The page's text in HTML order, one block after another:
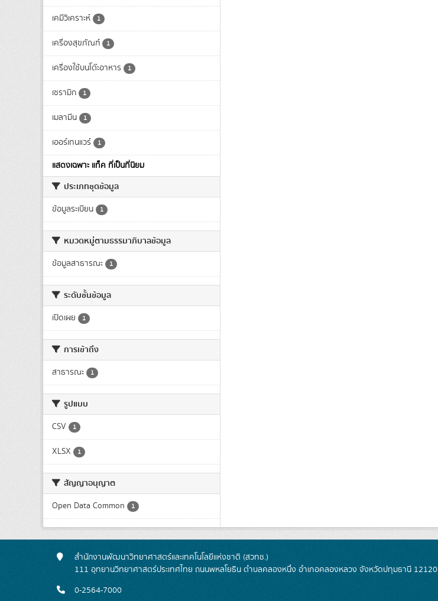
เคมีวิเคราะห์ 1
เครื่องสุขภัณฑ์ 1
เครื่องใช้บนโต๊ะอาหาร 1
เซรามิก 1
เมลามีน 1
เออร์เทนแวร์ 1
แสดงเฉพาะ แท็ค ที่เป็นที่นิยม
ประเภทชุดข้อมูล
ข้อมูลระเบียน 1
หมวดหมู่ตามธรรมาภิบาลข้อมูล
ข้อมูลสาธารณะ 1
ระดับชั้นข้อมูล
เปิดเผย 1
การเข้าถึง
สาธารณะ 1
รูปแบบ
CSV 1
XLSX 1
สัญญาอนุญาต
Open Data Common 1
สำนักงานพัฒนาวิทยาศาสตร์และเทคโนโลยีแห่งชาติ (สวทช.)
111 อุทยานวิทยาศาสตร์ประเทศไทย ถนนพหลโยธิน ตำบลคลองหนึ่ง อำเภอคลองหลวง จังหวัดปทุมธานี 12120
0-2564-7000